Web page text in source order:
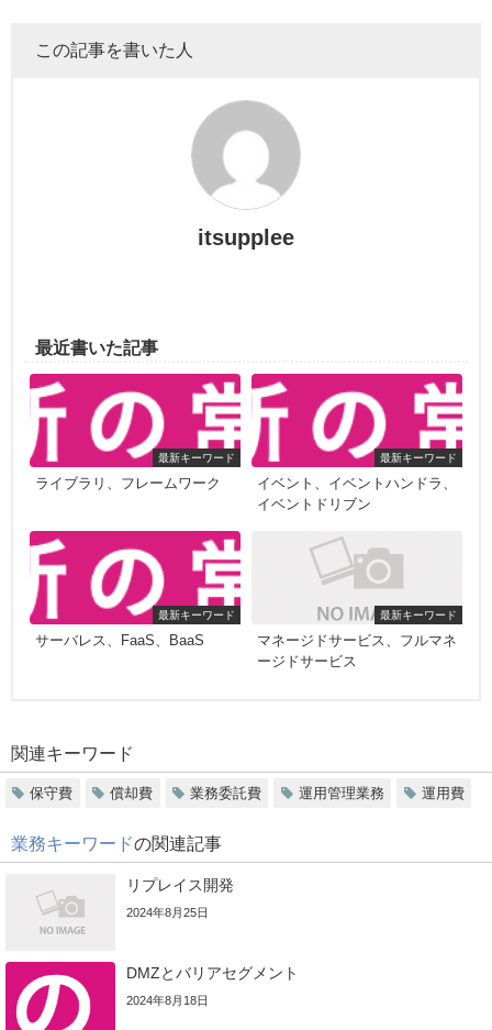
この記事を書いた人
itsupplee
最近書いた記事
最新キーワード
ライブラリ、フレームワーク
最新キーワード
イベント、イベントハンドラ、
イベントドリブン
最新キーワード
サーバレス、FaaS、BaaS
最新キーワード
マネージドサービス、フルマネ
ージドサービス
関連キーワード
保守費 償却費 業務委託費 運用管理業務 運用費
業務キーワードの関連記事
リプレイス開発
2024年8月25日
DMZとバリアセグメント
2024年8月18日